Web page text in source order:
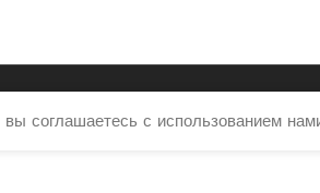
соглашаетесь с использованием